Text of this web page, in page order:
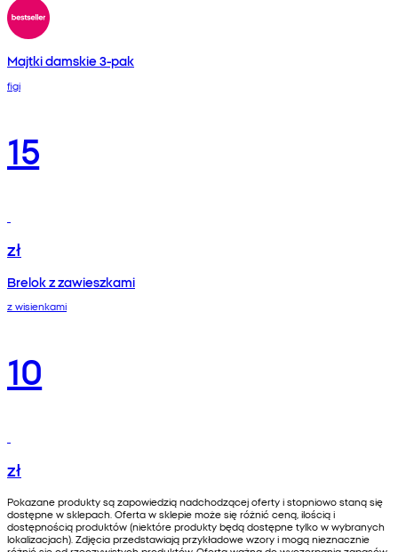
Majtki damskie 3-pak
figi
15
zł
Brelok z zawieszkami
z wisienkami
10
zł
Pokazane produkty są zapowiedzią nadchodzącej oferty i stopniowo staną się
dostępne w sklepach. Oferta w sklepie może się różnić ceną, ilością i
dostępnością produktów (niektóre produkty będą dostępne tylko w wybranych
lokalizacjach). Zdjęcia przedstawiają przykładowe wzory i mogą nieznacznie